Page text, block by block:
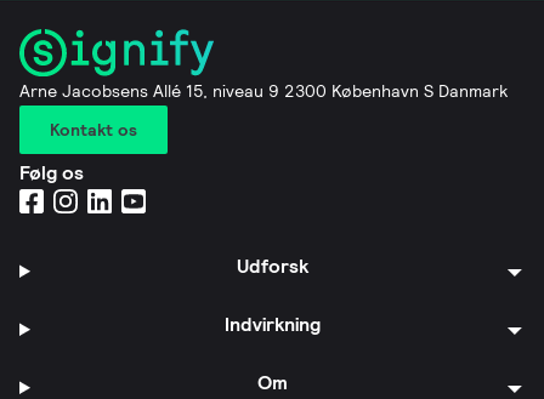
Arne Jacobsens Allé 15, niveau 9 2300 København S Danmark
Kontakt os
Følg os
Udforsk
Indvirkning
Om